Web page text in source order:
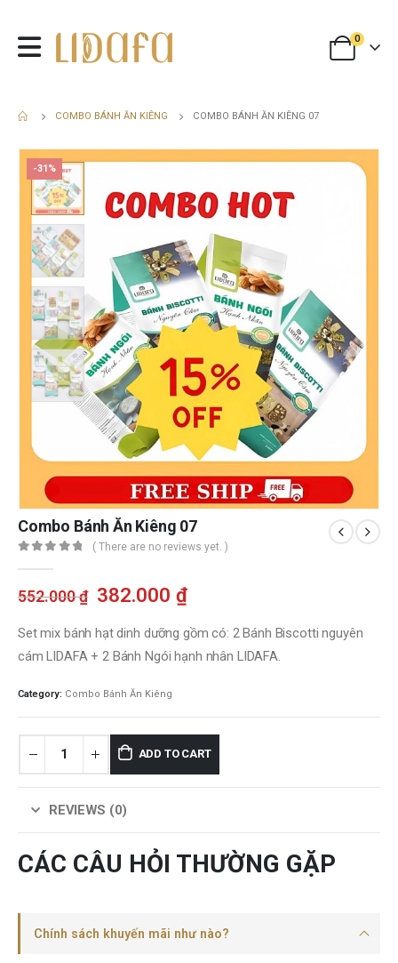
0
COMBO BÁNH ĂN KIÊNG COMBO BÁNH ĂN KIÊNG 07
-31%
Combo Bánh Ăn Kiêng 07
( There are no reviews yet. )
552.000₫ Original
was:
552.000 ₫.
382.000 ₫Current
is:
382.000 ₫.
Set mix bánh hạt dinh dưỡng gồm có: 2 Bánh Biscotti nguyên
cám LIDAFA + 2 Bánh Ngói hạnh nhân LIDAFA.
Category: Combo Bánh Ăn Kiêng
ADD TO CART
REVIEWS (0)
CÁC CÂU HỎI THƯỜNG GẶP
Chính sách khuyến mãi như nào?